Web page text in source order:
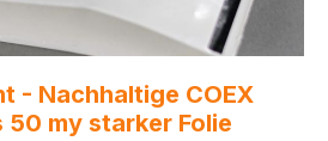
- Nachhaltige COEX
my starker Folie